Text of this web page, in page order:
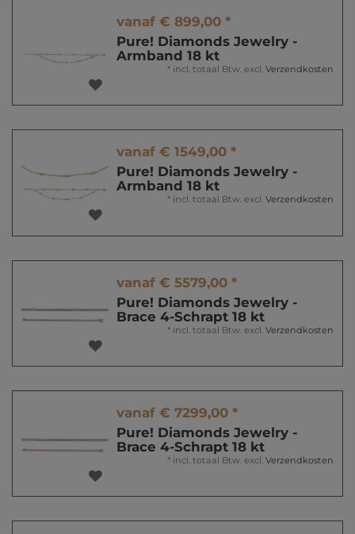
vanaf € 899,00 *
Pure! Diamonds Jewelry -
Armband 18 kt
* incl. totaal Btw. excl. Verzendkosten
vanaf € 1549,00 *
Pure! Diamonds Jewelry -
Armband 18 kt
* incl. totaal Btw. excl. Verzendkosten
vanaf € 5579,00 *
Pure! Diamonds Jewelry -
Brace 4-Schrapt 18 kt
* incl. totaal Btw. excl. Verzendkosten
vanaf € 7299,00 *
Pure! Diamonds Jewelry -
Brace 4-Schrapt 18 kt
* incl. totaal Btw. excl. Verzendkosten